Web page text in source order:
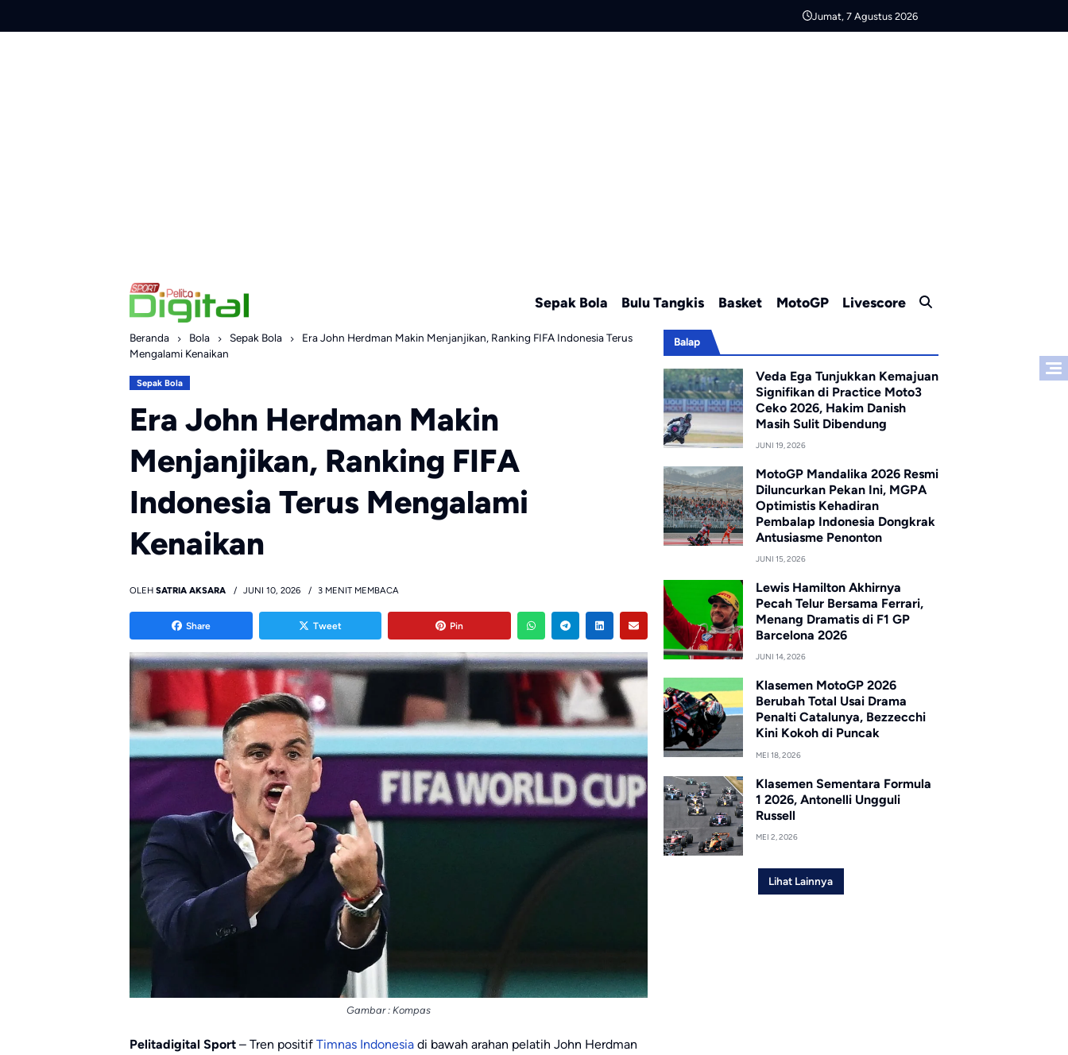
Jumat, 7 Agustus 2026
Sepak Bola Bulu Tangkis Basket MotoGP Livescore
Beranda Bola Sepak Bola
Era John Herdman Makin Menjanjikan, Ranking FIFA Indonesia Terus
Mengalami Kenaikan
Sepak Bola
Era John Herdman Makin
Menjanjikan, Ranking FIFA
Indonesia Terus Mengalami
Kenaikan
OLEH SATRIA AKSARA JUNI 10, 2026 3 MENIT MEMBACA
Share Tweet Pin
Gambar : Kompas
Pelitadigital Sport – Tren positif Timnas Indonesia di bawah arahan pelatih John Herdman
Balap
Veda Ega Tunjukkan Kemajuan
Signifikan di Practice Moto3
Ceko 2026, Hakim Danish
Masih Sulit Dibendung
JUNI 19, 2026
MotoGP Mandalika 2026 Resmi
Diluncurkan Pekan Ini, MGPA
Optimistis Kehadiran
Pembalap Indonesia Dongkrak
Antusiasme Penonton
JUNI 15, 2026
Lewis Hamilton Akhirnya
Pecah Telur Bersama Ferrari,
Menang Dramatis di F1 GP
Barcelona 2026
JUNI 14, 2026
Klasemen MotoGP 2026
Berubah Total Usai Drama
Penalti Catalunya, Bezzecchi
Kini Kokoh di Puncak
MEI 18, 2026
Klasemen Sementara Formula
1 2026, Antonelli Ungguli
Russell
MEI 2, 2026
Lihat Lainnya